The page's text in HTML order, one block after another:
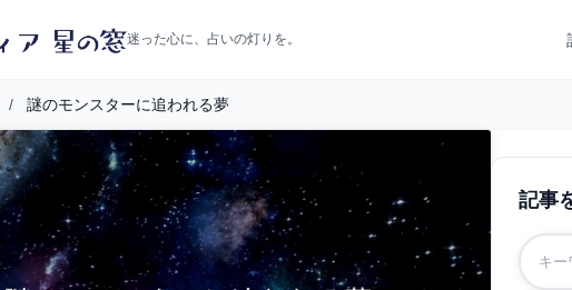
迷った心に、占いの灯りを。
/ 謎のモンスターに追われる夢
記事